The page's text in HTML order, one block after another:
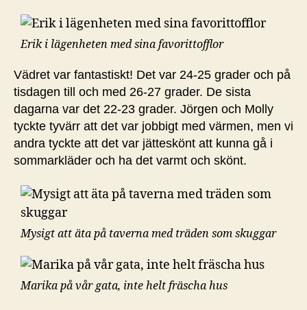
Erik i lägenheten med sina favorittofflor
Vädret var fantastiskt! Det var 24-25 grader och på
tisdagen till och med 26-27 grader. De sista
dagarna var det 22-23 grader. Jörgen och Molly
tyckte tyvärr att det var jobbigt med värmen, men vi
andra tyckte att det var jätteskönt att kunna gå i
sommarkläder och ha det varmt och skönt.
Mysigt att äta på taverna med träden som skuggar
Marika på vår gata, inte helt fräscha hus